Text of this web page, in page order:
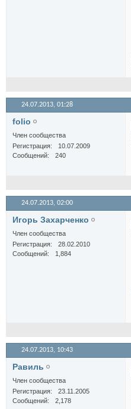
24.07.2013, 01:28
folio
Член сообщества
Регистрация
10.07.2009
Сообщений
240
24.07.2013, 02:00
Игорь Захарченко
Член сообщества
Регистрация
28.02.2010
Сообщений
1,884
24.07.2013, 10:43
Равиль
Член сообщества
Регистрация
23.11.2005
Сообщений
2,178